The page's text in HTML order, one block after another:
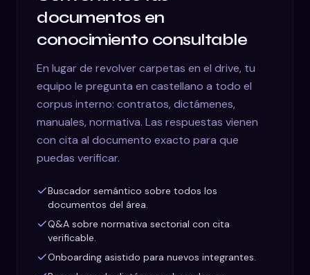
documentos en
conocimiento consultable
En lugar de revolver carpetas en el drive, tu
equipo le pregunta en castellano a todo el
corpus interno: contratos, dictámenes,
manuales, normativa. Las respuestas vienen
con cita al documento exacto para que
puedas verificar.
Buscador semántico sobre todos los
documentos del área.
Q&A sobre normativa sectorial con cita
verificable.
Onboarding asistido para nuevos integrantes.